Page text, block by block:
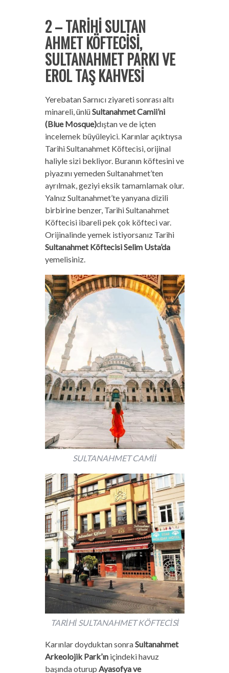
2 – TARİHİ SULTAN
AHMET KÖFTECİSİ,
SULTANAHMET PARKI VE
EROL TAŞ KAHVESİ
Yerebatan Sarnıcı ziyareti sonrası altı
minareli, ünlüSultanahmet Camii’ni
(Blue Mosque)dıştan ve de içten
incelemek büyüleyici. Karınlar açıktıysa
Tarihi Sultanahmet Köftecisi, orijinal
haliyle sizi bekliyor. Buranın köftesini ve
piyazını yemeden Sultanahmet’ten
ayrılmak, geziyi eksik tamamlamak olur.
Yalnız Sultanahmet’te yanyana dizili
birbirine benzer, Tarihi Sultanahmet
Köftecisi ibareli pek çok köfteci var.
Orijinalinde yemek istiyorsanız Tarihi
Sultanahmet Köftecisi Selim Usta’da
yemelisiniz.
SULTANAHMET CAMİİ
TARİHİ SULTANAHMET KÖFTECİSİ
Karınlar doyduktan sonraSultanahmet
Arkeolojik Park’ıniçindeki havuz
başında oturup Ayasofya ve